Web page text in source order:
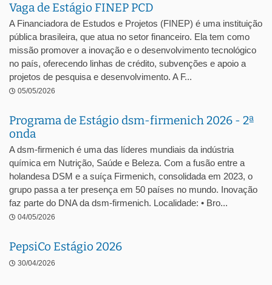
Vaga de Estágio FINEP PCD
A Financiadora de Estudos e Projetos (FINEP) é uma instituição
pública brasileira, que atua no setor financeiro. Ela tem como
missão promover a inovação e o desenvolvimento tecnológico
no país, oferecendo linhas de crédito, subvenções e apoio a
projetos de pesquisa e desenvolvimento. A F...
05/05/2026
Programa de Estágio dsm-firmenich 2026 - 2ª
onda
A dsm-firmenich é uma das líderes mundiais da indústria
química em Nutrição, Saúde e Beleza. Com a fusão entre a
holandesa DSM e a suíça Firmenich, consolidada em 2023, o
grupo passa a ter presença em 50 países no mundo. Inovação
faz parte do DNA da dsm-firmenich. Localidade: • Bro...
04/05/2026
PepsiCo Estágio 2026
30/04/2026